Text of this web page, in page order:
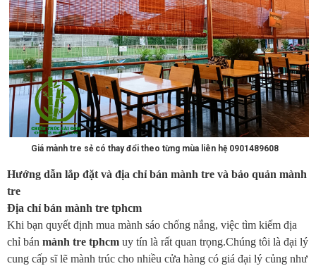
Giá mành tre sẻ có thay đổi theo từng mùa liên hệ 0901489608
Hướng dẫn lắp đặt và địa chỉ bán mành tre và bảo quản mành
tre
Địa chỉ bán mành tre tphcm
Khi bạn quyết định mua mành sáo chống nắng, việc tìm kiếm địa
chỉ bán mành tre tphcm uy tín là rất quan trọng.Chúng tôi là đại lý
cung cấp sĩ lẽ mành trúc cho nhiều cửa hàng có giá đại lý củng như